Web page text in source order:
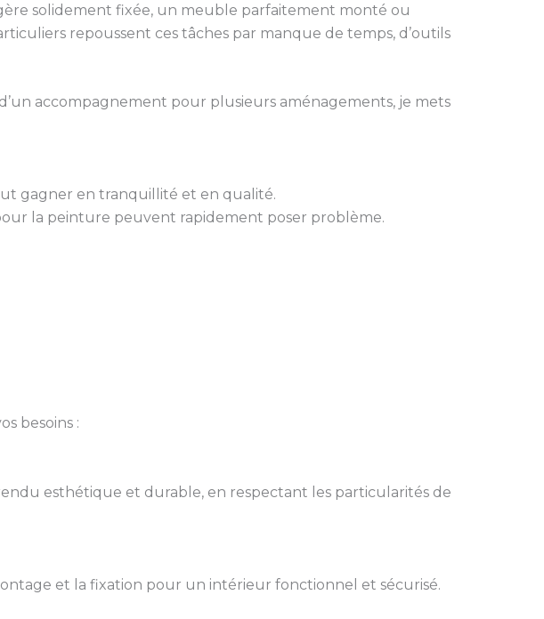
solidement fixée, un meuble parfaitement monté ou
repoussent ces tâches par manque de temps, d’outils
accompagnement pour plusieurs aménagements, je mets
gagner en tranquillité et en qualité.
la peinture peuvent rapidement poser problème.
besoins :
esthétique et durable, en respectant les particularités de
et la fixation pour un intérieur fonctionnel et sécurisé.